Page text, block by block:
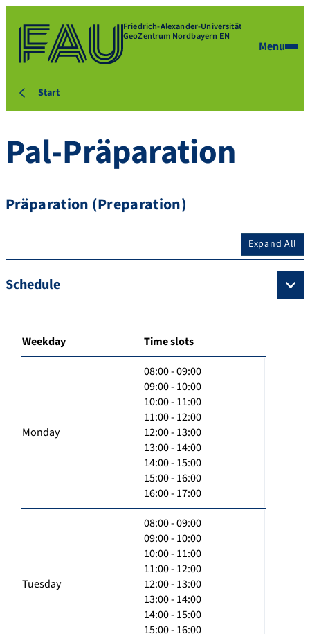
Friedrich-Alexander-Universität
GeoZentrum Nordbayern EN
Menu
Start
Pal-Präparation
Präparation (Preparation)
Expand All
Schedule
Weekday Time slots
Monday
08:00 - 09:00
09:00 - 10:00
10:00 - 11:00
11:00 - 12:00
12:00 - 13:00
13:00 - 14:00
14:00 - 15:00
15:00 - 16:00
16:00 - 17:00
Tuesday
08:00 - 09:00
09:00 - 10:00
10:00 - 11:00
11:00 - 12:00
12:00 - 13:00
13:00 - 14:00
14:00 - 15:00
15:00 - 16:00